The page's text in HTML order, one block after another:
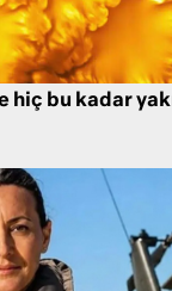
hiç bu kadar